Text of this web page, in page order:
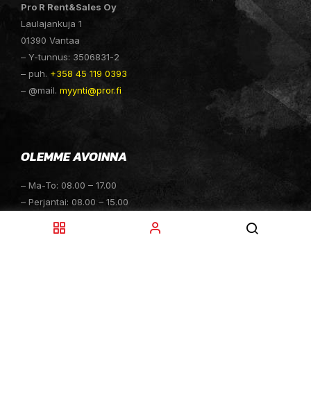
Pro R Rent&Sales Oy
Laulajankuja 1
01390 Vantaa
– Y-tunnus: 3506831-2
– puh. +358 45 119 0393
– @mail. myynti@pror.fi
OLEMME AVOINNA
– Ma-To: 08.00 – 17.00
– Perjantai: 08.00 – 15.00
– Sunnuntai: Suljettu